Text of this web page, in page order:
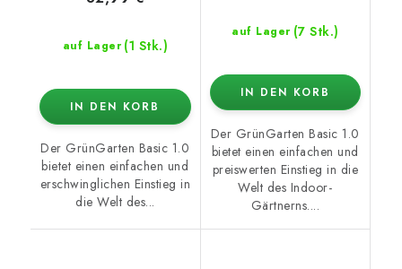
auf Lager (1 Stk.)
IN DEN KORB
Der GrünGarten Basic 1.0
bietet einen einfachen und
erschwinglichen Einstieg in
die Welt des...
auf Lager (7 Stk.)
IN DEN KORB
Der GrünGarten Basic 1.0
bietet einen einfachen und
preiswerten Einstieg in die
Welt des Indoor-
Gärtnerns....